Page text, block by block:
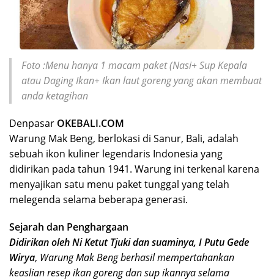
Foto :Menu hanya 1 macam paket (Nasi+ Sup Kepala
atau Daging Ikan+ Ikan laut goreng yang akan membuat
anda ketagihan
Denpasar OKEBALI.COM
Warung Mak Beng, berlokasi di Sanur, Bali, adalah
sebuah ikon kuliner legendaris Indonesia yang
didirikan pada tahun 1941. Warung ini terkenal karena
menyajikan satu menu paket tunggal yang telah
melegenda selama beberapa generasi.
Sejarah dan Penghargaan
Didirikan oleh Ni Ketut Tjuki dan suaminya, I Putu Gede
Wirya, Warung Mak Beng berhasil mempertahankan
keaslian resep ikan goreng dan sup ikannya selama